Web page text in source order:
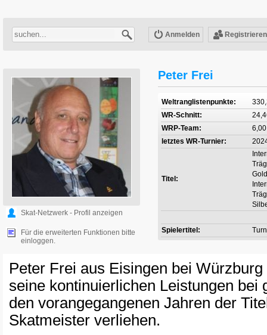
Anmelden Registrieren
Skat-Netzwerk - Profil anzeigen
Für die erweiterten Funktionen bitte
einloggen.
Peter Frei
Weltranglistenpunkte:
WR-Schnitt:
WRP-Team:
6,00
letztes WR-Turnier:
Titel:
Gold
Spielertitel:
Peter Frei aus Eisingen bei
seine kontinuierlichen Leistungen bei
den vorangegangenen Jahren der
Skatmeister verliehen.